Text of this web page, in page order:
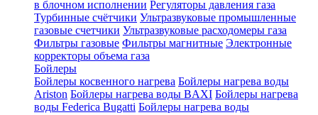
в блочном исполнении Регуляторы давления газа
Турбинные счётчики Ультразвуковые промышленные
газовые счетчики Ультразвуковые расходомеры газа
Фильтры газовые Фильтры магнитные Электронные
корректоры объема газа
Бойлеры
Бойлеры косвенного нагрева Бойлеры нагрева воды
Ariston Бойлеры нагрева воды BAXI Бойлеры нагрева
воды Federica Bugatti Бойлеры нагрева воды